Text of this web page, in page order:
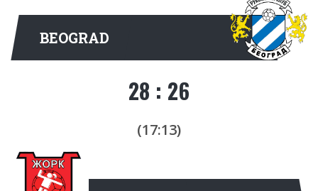
BEOGRAD
28 : 26
(17:13)